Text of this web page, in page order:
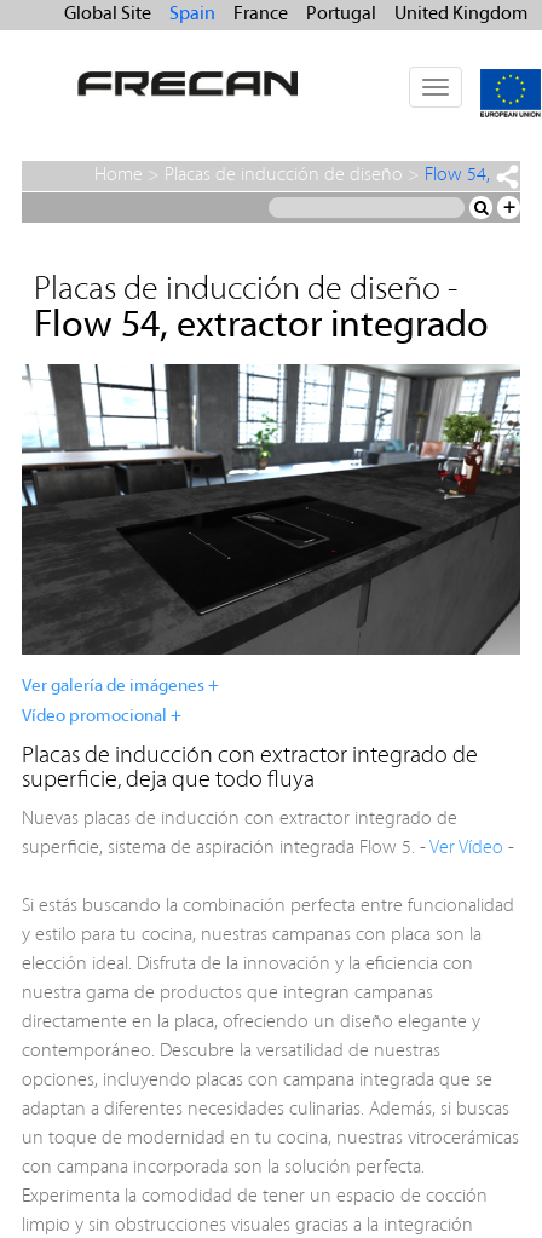
Global Site Spain France Portugal United Kingdom
Toggle
navigation
Home > Placas de inducción de diseño > Flow 54,
extractor integrado
+
Placas de inducción de diseño -
Flow 54, extractor integrado
Ver galería de imágenes +
Vídeo promocional +
Placas de inducción con extractor integrado de
superficie, deja que todo fluya
Nuevas placas de inducción con extractor integrado de
superficie, sistema de aspiración integrada Flow 5. -Ver Vídeo -
Si estás buscando la combinación perfecta entre funcionalidad
y estilo para tu cocina, nuestras campanas con placa son la
elección ideal. Disfruta de la innovación y la eficiencia con
nuestra gama de productos que integran campanas
directamente en la placa, ofreciendo un diseño elegante y
contemporáneo. Descubre la versatilidad de nuestras
opciones, incluyendo placas con campana integrada que se
adaptan a diferentes necesidades culinarias. Además, si buscas
un toque de modernidad en tu cocina, nuestras vitrocerámicas
con campana incorporada son la solución perfecta.
Experimenta la comodidad de tener un espacio de cocción
limpio y sin obstrucciones visuales gracias a la integración